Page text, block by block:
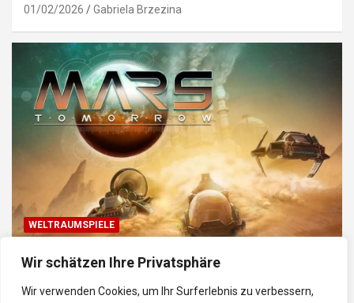
Wir schätzen Ihre Privatsphäre
Wir verwenden Cookies, um Ihr Surferlebnis zu verbessern,
01/02/2026 Gabriela Brzezina
WELTRAUMSPIELE
Top Weltraum-Browser-Spiele: Erkunde, baue